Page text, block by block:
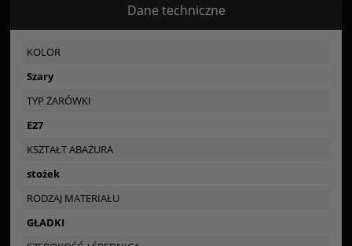
Dane techniczne
KOLOR
Szary
TYP ŻARÓWKI
E27
KSZTAŁT ABAŻURA
stożek
RODZAJ MATERIAŁU
GŁADKI